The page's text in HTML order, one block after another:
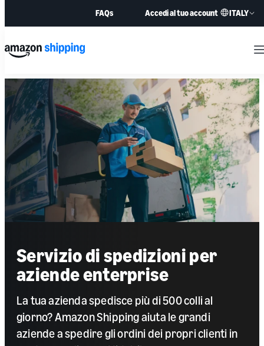
FAQs Accedi al tuo account ITALY
Servizio di spedizioniper
aziende enterprise
La tua azienda spedisce più di 500 colli al
giorno? Amazon Shipping aiuta le grandi
aziende a spedire gli ordini dei propri clienti in